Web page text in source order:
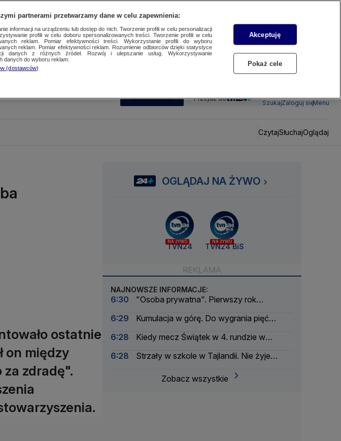
SUBSKRYBUJ Przejdź do
SzukajZaloguj sięMenu
CzytajSłuchajOglądaj
ostatnie
on między
zdradę".
OGLĄDAJ NA ŻYWO
NA ŻYWO
TVN24
NA ŻYWO
TVN24 BiS
NAJNOWSZE INFORMACJE:
6:30
"Osoba prywatna". Pierwszy rok
6:29
Kumulacja w górę. Do wygrania pięć
6:28
Kiedy mecz Świątek w 4. rundzie w
6:28
Strzały w szkole w Tajlandii. Nie żyje
Zobacz wszystkie
partnerami przetwarzamy dane w celu zapewnienia:
informacji na urządzeniu lub dostęp do nich. Tworzenie profili w celu personalizacji
profili w celu doboru spersonalizowanych treści. Tworzenie profili w celu
reklam. Pomiar efektywności treści. Wykorzystanie profili do wyboru
reklam. Pomiar efektywności reklam. Rozumienie odbiorców dzięki statystyce
danych z różnych źródeł. Rozwój i ulepszanie usług. Wykorzystywanie
danych do wyboru reklam.
(dostawców)
Akceptuję
Pokaż cele